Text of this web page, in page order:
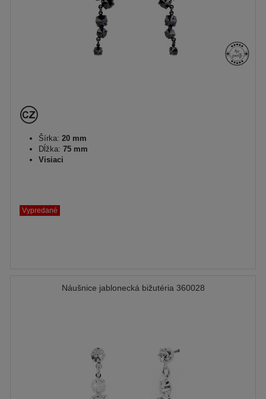
Šírka: 20 mm
Dĺžka: 75 mm
Visiaci
Vypredané
Náušnice jablonecká bižutéria 360028